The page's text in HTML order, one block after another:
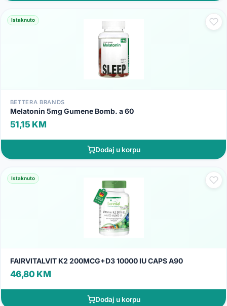
Istaknuto
BETTERA BRANDS
Melatonin 5mg Gumene Bomb. a 60
51,15 KM
Dodaj u korpu
Istaknuto
FAIRVITALVIT K2 200MCG+D3 10000 IU CAPS A90
46,80 KM
Dodaj u korpu